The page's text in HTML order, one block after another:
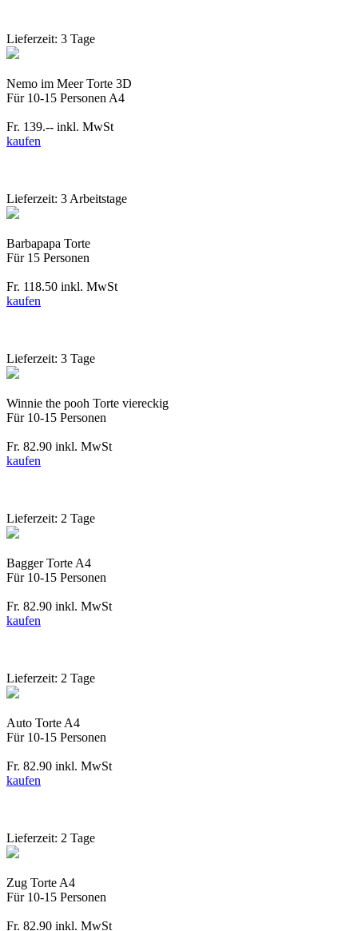
Lieferzeit: 3 Tage
Nemo im Meer Torte 3D
Für 10-15 Personen A4
Fr. 139.-- inkl. MwSt
kaufen
Lieferzeit: 3 Arbeitstage
Barbapapa Torte
Für 15 Personen
Fr. 118.50 inkl. MwSt
kaufen
Lieferzeit: 3 Tage
Winnie the pooh Torte viereckig
Für 10-15 Personen
Fr. 82.90 inkl. MwSt
kaufen
Lieferzeit: 2 Tage
Bagger Torte A4
Für 10-15 Personen
Fr. 82.90 inkl. MwSt
kaufen
Lieferzeit: 2 Tage
Auto Torte A4
Für 10-15 Personen
Fr. 82.90 inkl. MwSt
kaufen
Lieferzeit: 2 Tage
Zug Torte A4
Für 10-15 Personen
Fr. 82.90 inkl. MwSt